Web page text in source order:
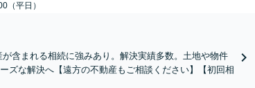
（平日）
含まれる相続に強みあり。解決実績多数。土地や物件
ズな解決へ【遠方の不動産もご相談ください】【初回相